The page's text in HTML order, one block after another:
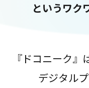
というワク
『ドコニーク
デジタル